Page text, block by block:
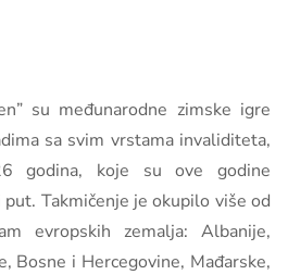
su međunarodne zimske igre
sa svim vrstama invaliditeta,
godina, koje su ove godine
Takmičenje je okupilo više od
evropskih zemalja: Albanije,
Bosne i Hercegovine, Mađarske,